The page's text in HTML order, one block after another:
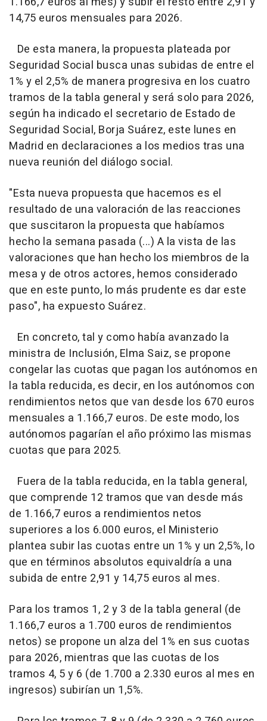
14,75 euros mensuales para 2026.
De esta manera, la propuesta plateada por
Seguridad Social busca unas subidas de entre el
1% y el 2,5% de manera progresiva en los cuatro
tramos de la tabla general y será solo para 2026,
según ha indicado el secretario de Estado de
Seguridad Social, Borja Suárez, este lunes en
Madrid en declaraciones a los medios tras una
nueva reunión del diálogo social.
"Esta nueva propuesta que hacemos es el
resultado de una valoración de las reacciones
que suscitaron la propuesta que habíamos
hecho la semana pasada (...) A la vista de las
valoraciones que han hecho los miembros de la
mesa y de otros actores, hemos considerado
que en este punto, lo más prudente es dar este
paso", ha expuesto Suárez.
En concreto, tal y como había avanzado la
ministra de Inclusión, Elma Saiz, se propone
congelar las cuotas que pagan los autónomos en
la tabla reducida, es decir, en los autónomos con
rendimientos netos que van desde los 670 euros
mensuales a 1.166,7 euros. De este modo, los
autónomos pagarían el año próximo las mismas
cuotas que para 2025.
Fuera de la tabla reducida, en la tabla general,
que comprende 12 tramos que van desde más
de 1.166,7 euros a rendimientos netos
superiores a los 6.000 euros, el Ministerio
plantea subir las cuotas entre un 1% y un 2,5%, lo
que en términos absolutos equivaldría a una
subida de entre 2,91 y 14,75 euros al mes.
Para los tramos 1, 2 y 3 de la tabla general (de
1.166,7 euros a 1.700 euros de rendimientos
netos) se propone un alza del 1% en sus cuotas
para 2026, mientras que las cuotas de los
tramos 4, 5 y 6 (de 1.700 a 2.330 euros al mes en
ingresos) subirían un 1,5%.